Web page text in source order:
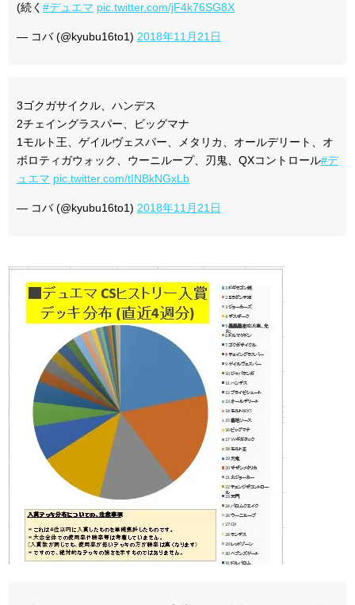
(続く #デュエマ pic.twitter.com/jF4k76SG8X
— コバ (@kyubu16to1) 2018年11月21日
3ゴクガサイクル、ハンデス
2チェイングラスパー、ビッグマナ
1モルト王、ゲイルヴェスパー、メタリカ、オールデリート、オ
ボロティガウォック、ウーニループ、刃鬼、QXコントロール#デ
ュエマ pic.twitter.com/tINBkNGxLb
— コバ (@kyubu16to1) 2018年11月21日